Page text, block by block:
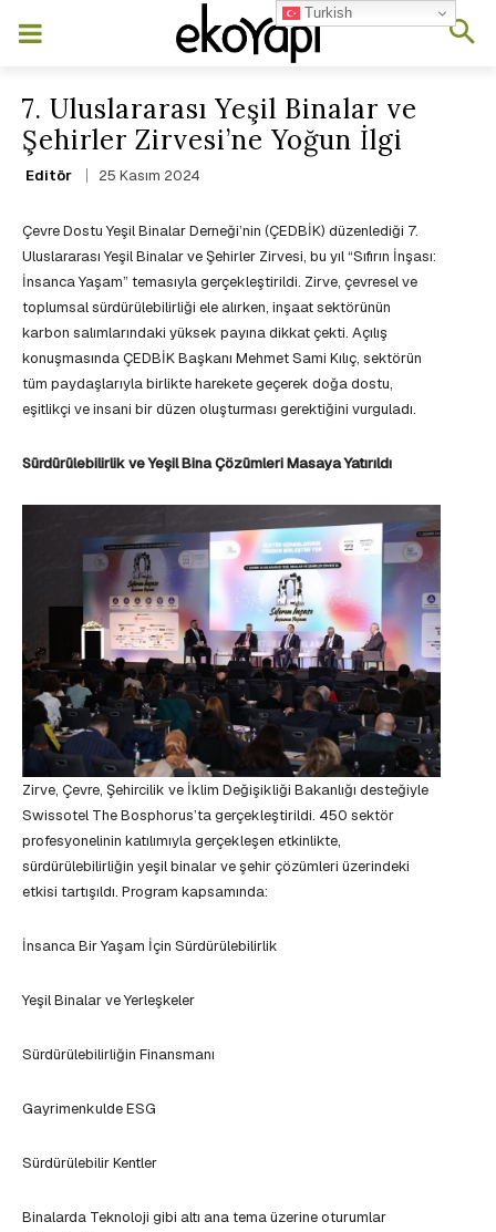
7. Uluslararası Yeşil Binalar ve
Şehirler Zirvesi’ne Yoğun İlgi
Editör 25 Kasım 2024
Çevre Dostu Yeşil Binalar Derneği’nin (ÇEDBİK) düzenlediği 7.
Uluslararası Yeşil Binalar ve Şehirler Zirvesi, bu yıl “Sıfırın İnşası:
İnsanca Yaşam” temasıyla gerçekleştirildi. Zirve, çevresel ve
toplumsal sürdürülebilirliği ele alırken, inşaat sektörünün
karbon salımlarındaki yüksek payına dikkat çekti. Açılış
konuşmasında ÇEDBİK Başkanı Mehmet Sami Kılıç, sektörün
tüm paydaşlarıyla birlikte harekete geçerek doğa dostu,
eşitlikçi ve insani bir düzen oluşturması gerektiğini vurguladı.
Sürdürülebilirlik ve Yeşil Bina Çözümleri Masaya Yatırıldı
Zirve, Çevre, Şehircilik ve İklim Değişikliği Bakanlığı desteğiyle
Swissotel The Bosphorus’ta gerçekleştirildi. 450 sektör
profesyonelinin katılımıyla gerçekleşen etkinlikte,
sürdürülebilirliğin yeşil binalar ve şehir çözümleri üzerindeki
etkisi tartışıldı. Program kapsamında:
İnsanca Bir Yaşam İçin Sürdürülebilirlik
Yeşil Binalar ve Yerleşkeler
Sürdürülebilirliğin Finansmanı
Gayrimenkulde ESG
Sürdürülebilir Kentler
Binalarda Teknoloji gibi altı ana tema üzerine oturumlar
Turkish